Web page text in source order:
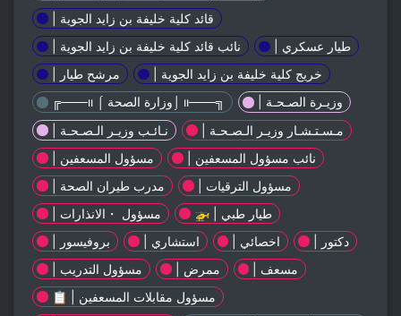
| قائد كلية خليفة بن زايد الجوية
| نائب قائد كلية خليفة بن زايد الجوية
| طيار عسكري
| مرشح طيار
| خريج كلية خليفة بن زايد الجوية
╔───ıı ⌠ وزارة الصحة⌡ ıı───╗
| وزيـرة الصـحـة
| نـائـب وزيـر الـصـحـة
| مـسـتـشـار وزيـر الـصـحـة
| مسؤول المسعفين
| نائب مسؤول المسعفين
| مدرب طيران الصحة
| مسؤول الترقيات
| مسؤول ・الانذارات
🚁 | طيار طبي
| بروفيسور
| استشاري | اخصائي
| دكتور
| مسؤول التدريب
| ممرض
| مسعف
📋 | مسؤول مقابلات المسعفين